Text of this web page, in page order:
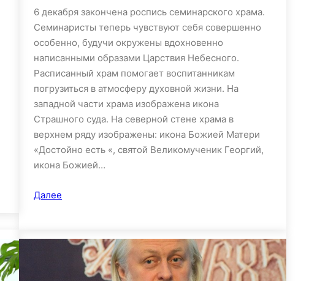
6 декабря закончена роспись семинарского храма.
Семинаристы теперь чувствуют себя совершенно
особенно, будучи окружены вдохновенно
написанными образами Царствия Небесного.
Расписанный храм помогает воспитанникам
погрузиться в атмосферу духовной жизни. На
западной части храма изображена икона
Страшного суда. На северной стене храма в
верхнем ряду изображены: икона Божией Матери
«Достойно есть «, святой Великомученик Георгий,
икона Божией…
Далее